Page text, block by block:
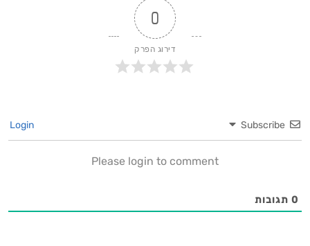
0
דירוג הפרק
Subscribe
Please login to comment
0 תגובות